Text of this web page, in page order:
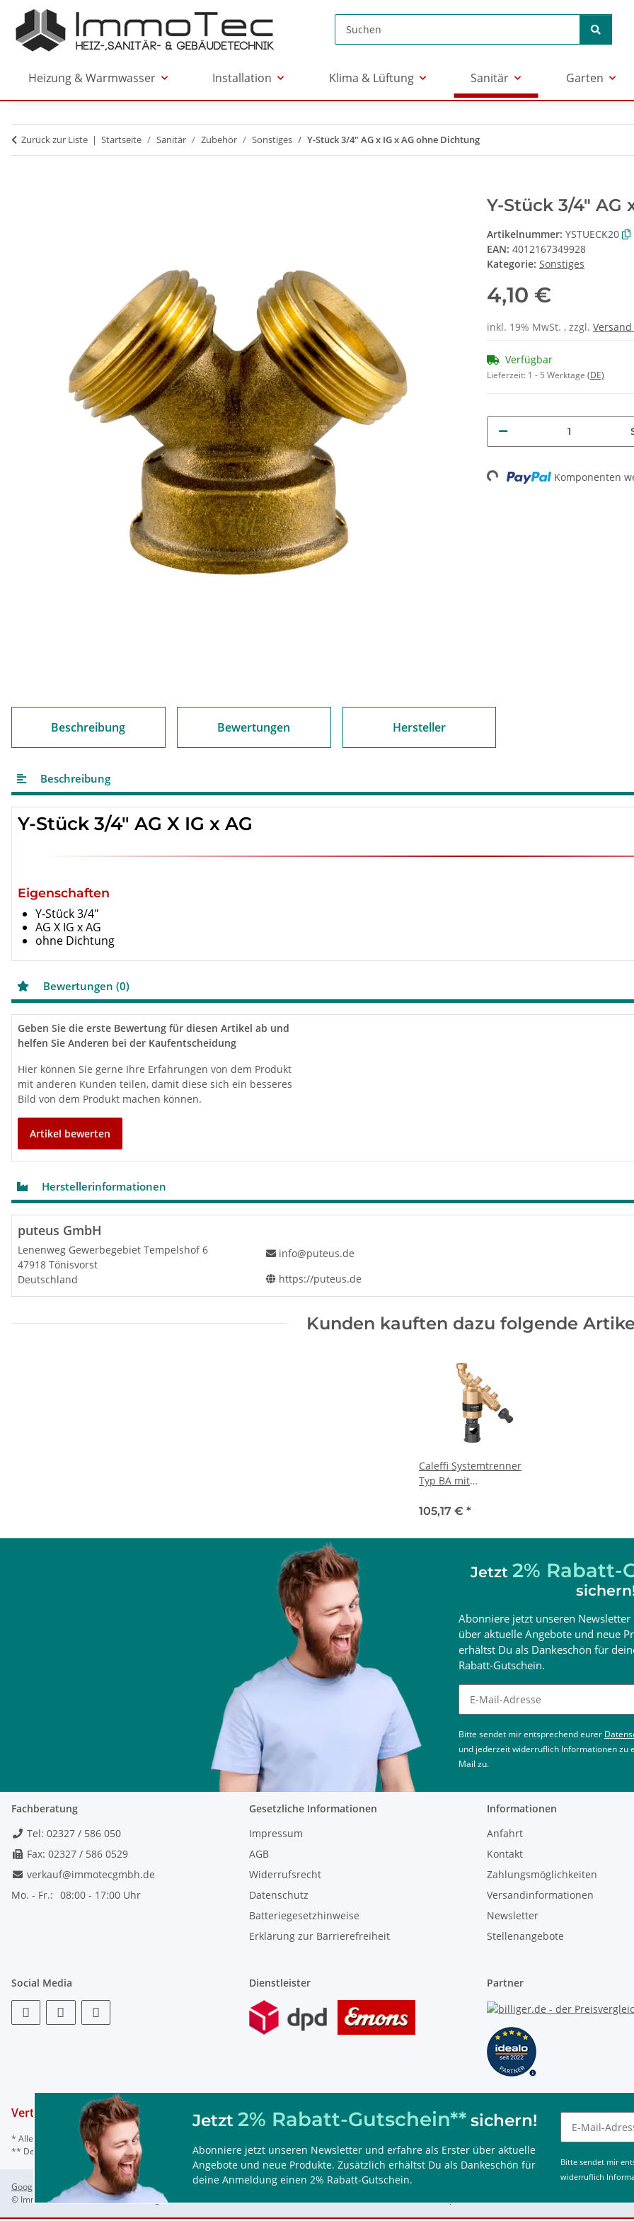
Heizung & Warmwasser Installation Klima & Lüftung Sanitär Garten
Zurück zur Liste Startseite Sanitär Zubehör Sonstiges Y-Stück 3/4" AG x IG x AG ohne Dichtung
Y-Stück 3/4" AG
Artikelnummer: YSTUECK20
EAN: 4012167349928
Kategorie: Sonstiges
4,10 €
inkl. 19% MwSt. , zzgl. Versand
Verfügbar
Lieferzeit: 1 - 5 Werktage (DE)
Loading... Komponenten
Beschreibung Bewertungen Hersteller
Beschreibung
Y-Stück 3/4" AG X IG x AG
Eigenschaften
Y-Stück 3/4"
AG X IG x AG
ohne Dichtung
Bewertungen (0)
Geben Sie die erste Bewertung für diesen Artikel ab und
helfen Sie Anderen bei der Kaufentscheidung
Hier können Sie gerne Ihre Erfahrungen von dem Produkt
mit anderen Kunden teilen, damit diese sich ein besseres
Bild von dem Produkt machen können.
Artikel bewerten
Herstellerinformationen
puteus GmbH
Lenenweg Gewerbegebiet Tempelshof 6
47918 Tönisvorst
Deutschland
info@puteus.de
https://puteus.de
Kunden kauften dazu folgende
Caleffi Systemtrenner
Typ BA mit
DN 20 3/4"
105,17 € *
Jetzt2% Rabatt-Gutschein** sichern!
Abonniere jetzt unseren Newsletter und erfahre als Erster über aktuelle
Angebote und neue Produkte. Zusätzlich erhältst Du als Dankeschön für
deine Anmeldung einen 2% Rabatt-Gutschein.
Bitte sendet mir
widerruflich
Jetzt 2% Rabatt-
Abonniere jetzt unseren
über aktuelle Angebote und neue
erhältst Du als Dankeschön für
Rabatt-Gutschein.
Newsletter abonnieren
Bitte sendet mir entsprechend eurer
und jederzeit widerruflich Informationen zu
Mail zu.
Fachberatung
Tel: 02327 / 586 050
Fax: 02327 / 586 0529
verkauf@immotecgmbh.de
Mo. - Fr.: 08:00 - 17:00 Uhr
Gesetzliche Informationen
Impressum
AGB
Widerrufsrecht
Datenschutz
Batteriegesetzhinweise
Erklärung zur Barrierefreiheit
Informationen
Anfahrt
Kontakt
Zahlungsmöglichkeiten
Versandinformationen
Newsletter
Stellenangebote
Social Media Dienstleister Partner
Vertrag widerrufen
* Alle Preise inkl. gesetzl. Mehrwertsteuer, ggf. zzgl.
** Der Rabattcode ist nur einmal einlösbar, nicht mit anderen Rabattaktionen kombinierbar, nur im Onlineshop einlösbar und 60 Tage gültig.
Google Analytics deaktivierenStatus: Opt-Out-Cookie ist nicht gesetzt (Tracking aktiv)
© ImmoTec GmbH, Watermanns Weg 31a, 44866 Bochum/Deutschland, Tel. 02327 / 586050, www.immotecshop24.de 2026